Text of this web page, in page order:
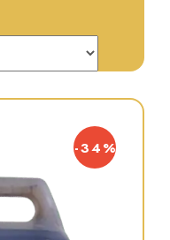
-34%